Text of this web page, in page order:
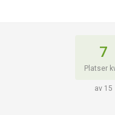
7
Platser
av 15